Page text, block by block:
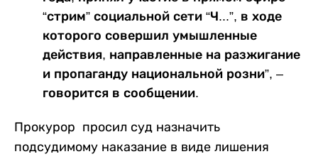
“стрим” социальной сети “Ч...”, в ходе
которого совершил умышленные
действия, направленные на разжигание
и пропаганду национальной розни”, –
говорится в сообщении.
Прокурор просил суд назначить
подсудимому наказание в виде лишения